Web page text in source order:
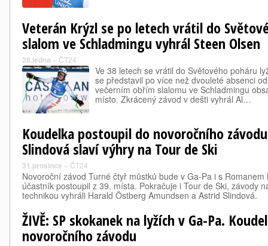
Veterán Krýzl se po letech vrátil do
slalom ve Schladmingu vyhrál Steen Olsen
28.ledna » ČT24
Ve 38 letech se vrátil do Světového poháru
se představil po více než dvouleté absenci
večerním obřím slalomu ve Schladmingu
místo. Zkrácený závod v dešti vyhrál Al…
Koudelka postoupil do novoročního
Slindová slaví výhry na Tour de Ski
31.prosince » ČT24
Novoroční závod Turné čtyř můstků bude v Ga-Pa i s
účastník postoupil z 39. místa. Pokračuje i Tour de Ski, závody
technikou vyhráli Harald Östberg Amundsen a Astrid Slindová.
ŽIVĚ: SP skokanek na lyžích v Ga-Pa.
novoročního závodu